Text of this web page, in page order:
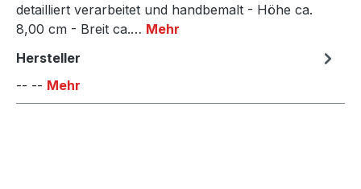
detailliert verarbeitet und handbemalt - Höhe ca.
8,00 cm - Breit ca.… Mehr
Hersteller
-- -- Mehr